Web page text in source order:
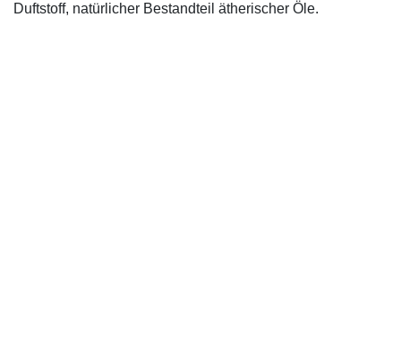
Duftstoff, natürlicher Bestandteil ätherischer Öle.